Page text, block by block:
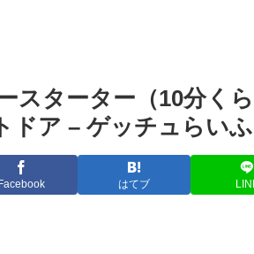
スターター（10分く
ドア – ゲッチュらいふ
Facebook はてブ